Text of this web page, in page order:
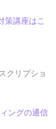
策講座はこ
クリプショ
ングの通信